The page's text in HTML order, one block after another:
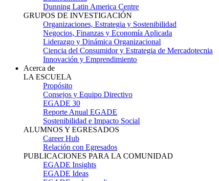
Dunning Latin America Centre
GRUPOS DE INVESTIGACIÓN
Organizaciones, Estrategia y Sostenibilidad
Negocios, Finanzas y Economía Aplicada
Liderazgo y Dinámica Organizacional
Ciencia del Consumidor y Estrategia de Mercadotecnia
Innovación y Emprendimiento
Acerca de
LA ESCUELA
Propósito
Consejos y Equipo Directivo
EGADE 30
Reporte Anual EGADE
Sostenibilidad e Impacto Social
ALUMNOS Y EGRESADOS
Career Hub
Relación con Egresados
PUBLICACIONES PARA LA COMUNIDAD
EGADE Insights
EGADE Ideas